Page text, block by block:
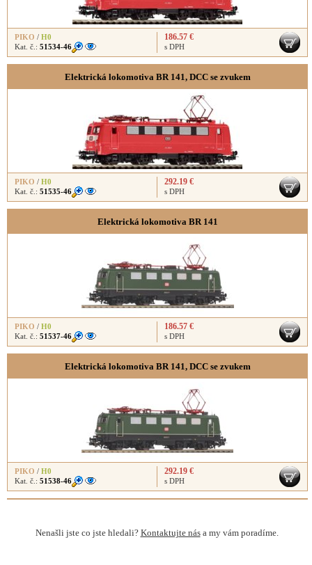
PIKO / H0
Kat. č.: 51534-46
186.57 €
s DPH
Elektrická lokomotiva BR 141, DCC se zvukem
PIKO / H0
Kat. č.: 51535-46
292.19 €
s DPH
Elektrická lokomotiva BR 141
PIKO / H0
Kat. č.: 51537-46
186.57 €
s DPH
Elektrická lokomotiva BR 141, DCC se zvukem
PIKO / H0
Kat. č.: 51538-46
292.19 €
s DPH
Nenašli jste co jste hledali? Kontaktujte nása my vám poradíme.